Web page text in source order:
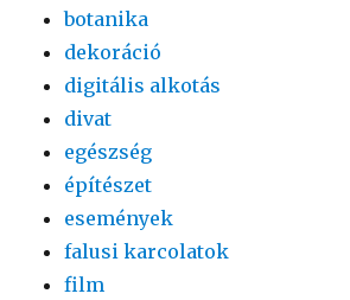
botanika
dekoráció
digitális alkotás
divat
egészség
építészet
események
falusi karcolatok
film